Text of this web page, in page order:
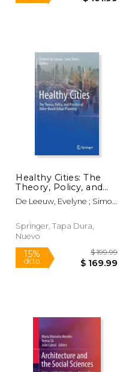
50% $
Healthy Cities: The
Theory, Policy, and
Practice of Value-
Based Urban
De Leeuw, Evelyne ; Simos,
Springer, Tapa Dura,
Nuevo